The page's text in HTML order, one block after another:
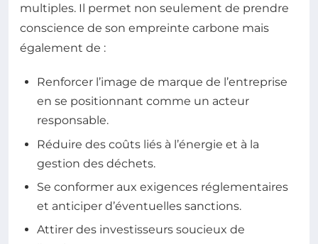
multiples. Il permet non seulement de prendre
conscience de son empreinte carbone mais
également de :
Renforcer l’image de marque de l’entreprise
en se positionnant comme un acteur
responsable.
Réduire des coûts liés à l’énergie et à la
gestion des déchets.
Se conformer aux exigences réglementaires
et anticiper d’éventuelles sanctions.
Attirer des investisseurs soucieux de